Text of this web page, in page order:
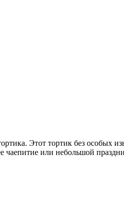
Этот тортик без особых
чаепитие или небольшой